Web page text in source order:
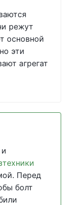
режут
основной
эти
агрегат
Перед
болт